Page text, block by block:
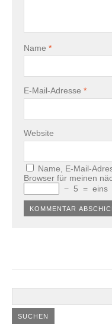
Name *
E-Mail-Adresse *
Website
Name, E-Mail-
Browser für meinen
− 5 = eins